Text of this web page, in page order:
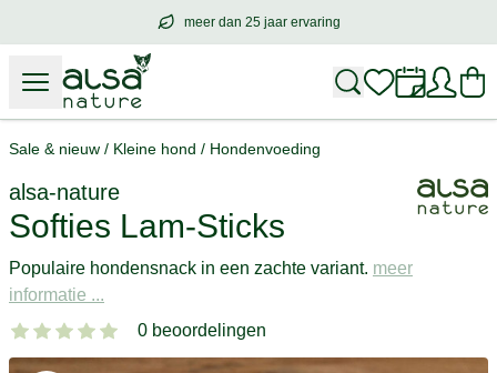
meer dan 25 jaar ervaring
meer dan25 jaar ervaring
Sale & nieuw / Kleine hond / Hondenvoeding
alsa-nature
Softies Lam-Sticks
Populaire hondensnack in een zachte variant. meer
informatie ...
0 beoordelingen